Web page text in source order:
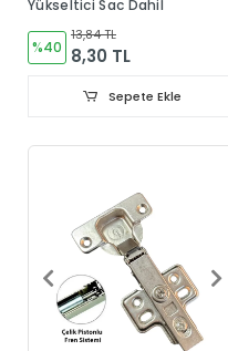
Yükseltici Sac Dahil
%40
13,84 TL
8,30 TL
Sepete Ekle